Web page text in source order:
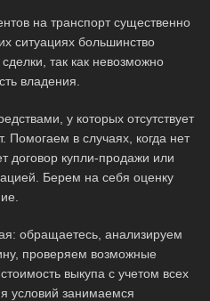
на транспорт существенно
ситуациях большинство
так как невозможно
владения.
у которых отсутствует
Помогаем в случаях, когда нет
договор купли-продажи или
Берем на себя оценку
обращаетесь, анализируем
проверяем возможные
выкупа с учетом всех
условий занимаемся